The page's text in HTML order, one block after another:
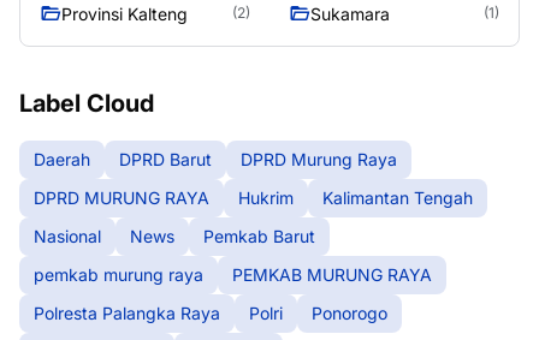
Provinsi Kalteng (2) Sukamara (1)
Label Cloud
Daerah DPRD Barut
DPRD Murung Raya
DPRD MURUNG RAYA
Hukrim
Kalimantan Tengah
Nasional
News
Pemkab Barut
pemkab murung raya
PEMKAB MURUNG RAYA
Polresta Palangka Raya
Polri
Ponorogo